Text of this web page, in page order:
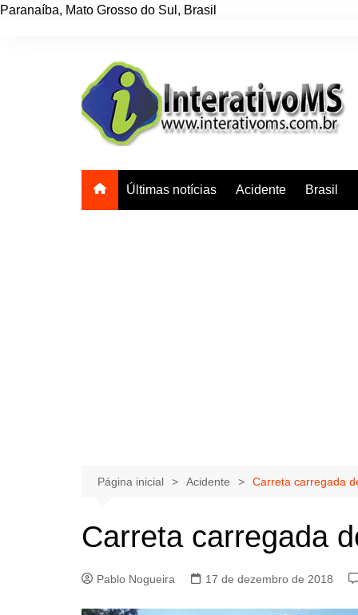
Paranaíba, Mato Grosso do Sul , Brasil
Últimas notícias Acidente Brasil
Página inicial Acidente Carreta carregada
Carreta carregada
Pablo Nogueira 17 de dezembro de 2018